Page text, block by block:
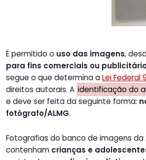
É permitido o uso das imagens,
para fins comerciais ou
segue o que determina aLei Federal
direitos autorais. A identificação do
e deve ser feita da seguinte forma:
fotógrafo/ALMG.
Fotografias do banco de imagens da
contenham crianças e